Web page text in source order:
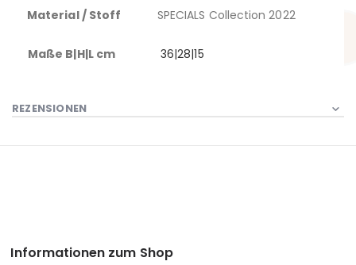
Material / Stoff SPECIALS Collection 2022
Maße B|H|L cm 36|28|15
REZENSIONEN
Informationen zum Shop